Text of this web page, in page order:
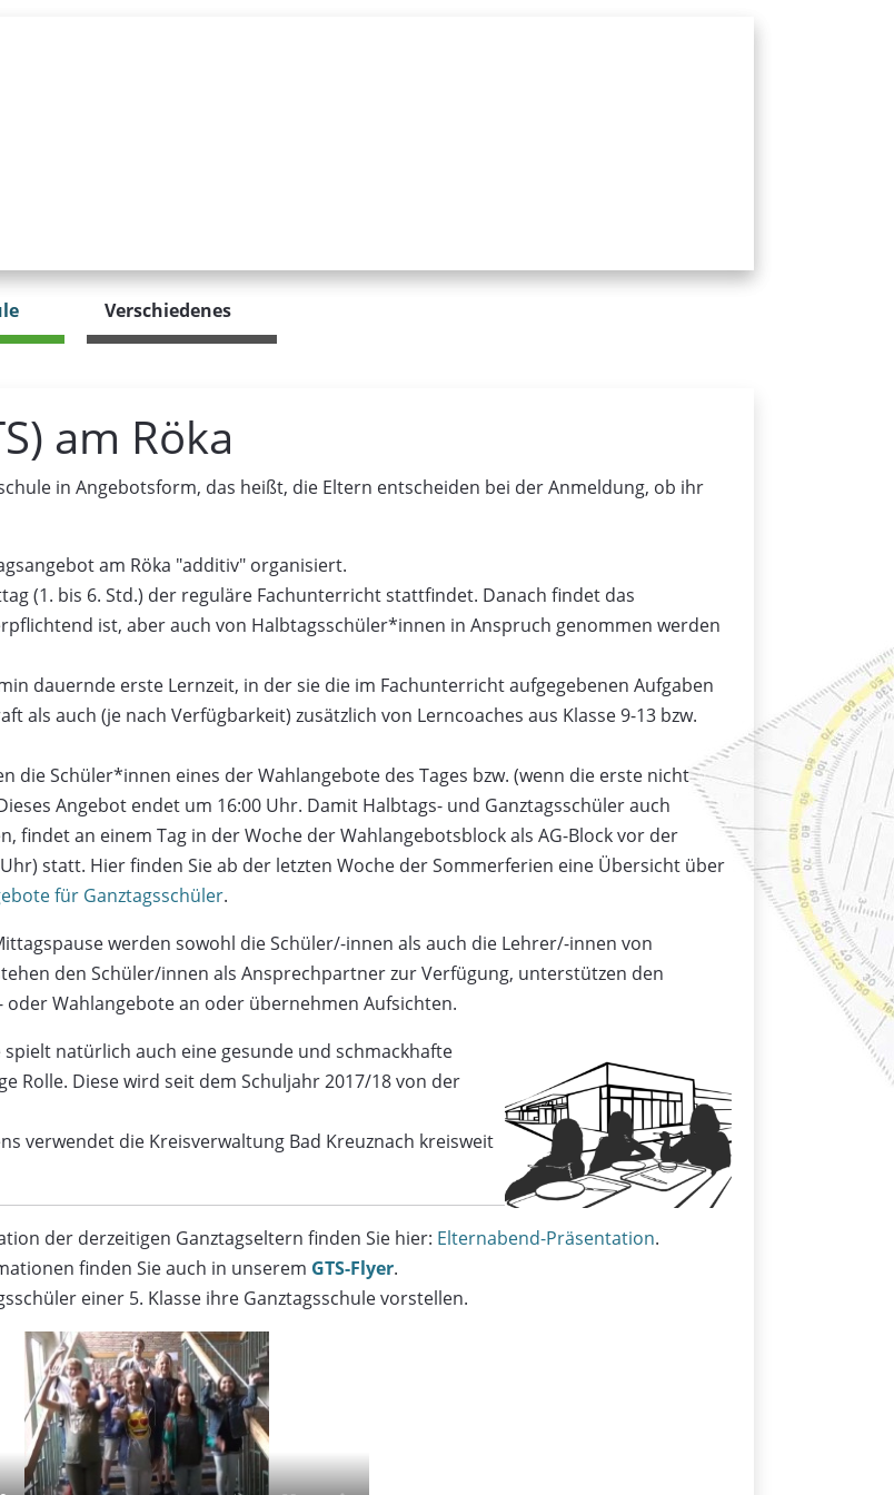
Verschiedenes
am Röka
in Angebotsform, das heißt, die Eltern entscheiden bei der Anmeldung, ob ihr
am Röka "additiv" organisiert.
(1. bis 6. Std.) der reguläre Fachunterricht stattfindet. Danach findet das
ist, aber auch von Halbtagsschüler*innen in Anspruch genommen werden
dauernde erste Lernzeit, in der sie die im Fachunterricht aufgegebenen Aufgaben
als auch (je nach Verfügbarkeit) zusätzlich von Lerncoaches aus Klasse 9-13 bzw.
die Schüler*innen eines der Wahlangebote des Tages bzw. (wenn die erste nicht
Angebot endet um 16:00 Uhr. Damit Halbtags- und Ganztagsschüler auch
findet an einem Tag in der Woche der Wahlangebotsblock als AG-Block vor der
statt. Hier finden Sie ab der letzten Woche der Sommerferien eine Übersicht über
für Ganztagsschüler.
werden sowohl die Schüler/-innen als auch die Lehrer/-innen von
den Schüler/innen als Ansprechpartner zur Verfügung, unterstützen den
Wahlangebote an oder übernehmen Aufsichten.
natürlich auch eine gesunde und schmackhafte
Rolle. Diese wird seit dem Schuljahr 2017/18 von der
verwendet die Kreisverwaltung Bad Kreuznach kreisweit
der derzeitigen Ganztagseltern finden Sie hier: Elternabend-Präsentation.
finden Sie auch in unserem GTS-Flyer.
einer 5. Klasse ihre Ganztagsschule vorstellen.